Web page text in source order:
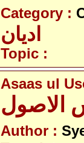
Category :
ادیان
Topic :
Asaas ul
الاصول
Author :